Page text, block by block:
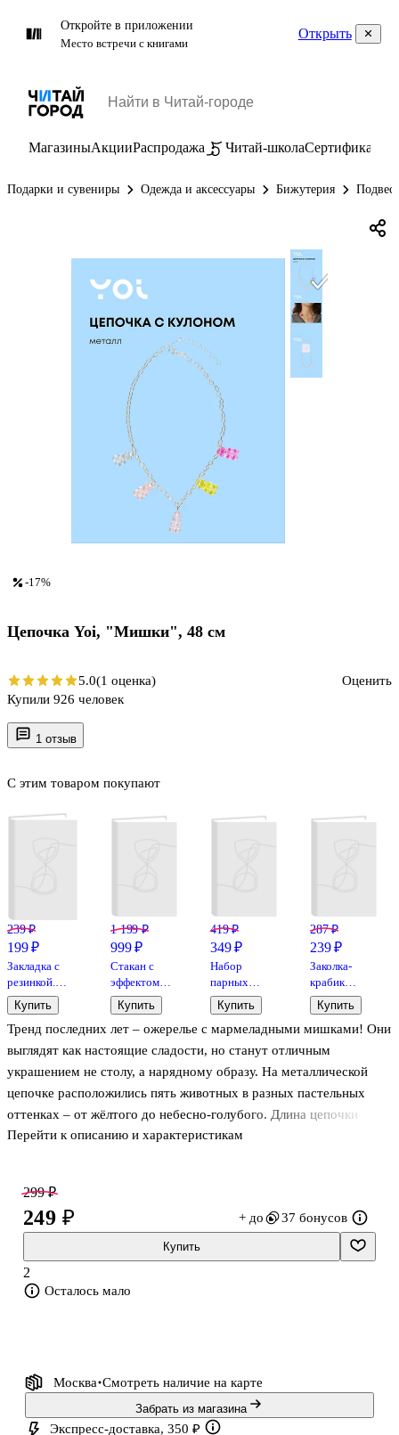
Откройте в приложении
Место встречи с книгами
Открыть
МагазиныАкцииРаспродажа Читай-школаСертификаты
Подарки и сувениры Одежда и аксессуары Бижутерия
1 отзыв
Тренд последних лет – ожерелье с мармеладными мишками! Они
выглядят как настоящие сладости, но станут отличным
украшением не столу, а нарядному образу. На металлической
цепочке расположились пять животных в разных пастельных
оттенках – от жёлтого до небесно-голубого. Длина цепочки
составляет 48 см, размер ожерелья можно регулировать.
Перейти к описанию и характеристикам
С этим товаром покупают
239 ₽
199 ₽
Закладка с
резинкой.
Куроми
(тортик)
Купить
1 199 ₽
999 ₽
Стакан с
эффектом
льда
Капибара
(пластик)
(450мл) (12-
202405-B39)
Купить
419 ₽
349 ₽
Набор
парных
браслетов с
подвеской
Привидения
(текстиль,
Lafilaf
Купить
287 ₽
239 ₽
Заколка-
крабик
розовая
(искусственный
мех) (8 см),
Lafilaf
Купить
-17%
Цепочка Yoi, "Мишки", 48 см
5.0(1 оценка)
Оценить
Купили 926 человек
299 ₽
249 ₽ + до 37 бонусов
Купить
2
Осталось мало
Москва Смотреть наличие на карте
Забрать из магазина
Экспресс-доставка, 350 ₽